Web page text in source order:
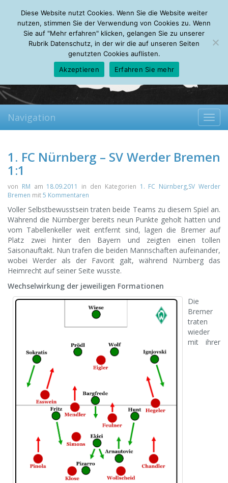
Sunday, 09.08.2026
Mein Account
About Autoren Leseempfehlungen FAQ
Navigation
1. FC Nürnberg – SV Werder Bremen
1:1
von RM am 18.09.2011 in den Kategorien 1. FC Nürnberg,SV Werder
Bremen mit5 Kommentaren
Voller Selbstbewusstsein traten beide Teams zu diesem Spiel an.
Während die Nürnberger bereits neun Punkte geholt hatten und
vom Tabellenkeller weit entfernt sind, lagen die Bremer auf
Platz zwei hinter den Bayern und zeigten einen tollen
Saisonauftakt. Nun trafen die beiden Mannschaften aufeinander,
wobei Werder als der Favorit galt, während Nürnberg das
Heimrecht auf seiner Seite wusste.
Wechselwirkung der jeweiligen Formationen
Die
Bremer
traten
wieder
mit ihrer
Diese Website nutzt Cookies. Wenn Sie die Website weiter
nutzen, stimmen Sie der Verwendung von Cookies zu. Wenn
Sie auf "Mehr erfahren" klicken, gelangen Sie zu unserer
Rubrik Datenschutz, in der wir die auf unseren Seiten
genutzten Cookies auflisten.
Akzeptieren
Erfahren Sie mehr